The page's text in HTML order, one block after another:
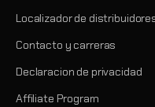
Localizador de
Contacto y carreras
Declaracion de privacidad
Affiliate Program